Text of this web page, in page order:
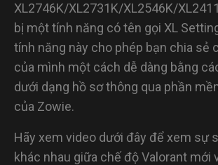
XL2746K/XL2731K/XL2546K/
bị một tính năng có tên gọi XL
tính năng này cho phép bạn chia sẻ
của mình một cách dễ dàng bằng
dưới dạng hồ sơ thông qua phần
của Zowie.
Hãy xem video dưới đây để xem sự
khác nhau giữa chế độ Valorant mới